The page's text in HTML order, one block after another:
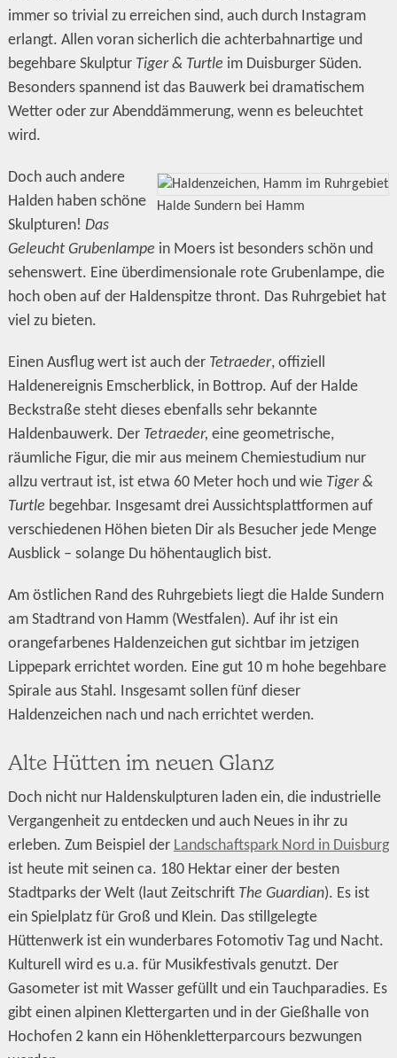
immer so trivial zu erreichen sind, auch durch Instagram
erlangt. Allen voran sicherlich die achterbahnartige und
begehbare Skulptur Tiger & Turtle im Duisburger Süden.
Besonders spannend ist das Bauwerk bei dramatischem
Wetter oder zur Abenddämmerung, wenn es beleuchtet
wird.
Halde Sundern bei Hamm
Doch auch andere
Halden haben schöne
Skulpturen! Das
Geleucht Grubenlampe in Moers ist besonders schön und
sehenswert. Eine überdimensionale rote Grubenlampe, die
hoch oben auf der Haldenspitze thront. Das Ruhrgebiet hat
viel zu bieten.
Einen Ausflug wert ist auch der Tetraeder, offiziell
Haldenereignis Emscherblick, in Bottrop. Auf der Halde
Beckstraße steht dieses ebenfalls sehr bekannte
Haldenbauwerk. Der Tetraeder, eine geometrische,
räumliche Figur, die mir aus meinem Chemiestudium nur
allzu vertraut ist, ist etwa 60 Meter hoch und wie Tiger &
Turtle begehbar. Insgesamt drei Aussichtsplattformen auf
verschiedenen Höhen bieten Dir als Besucher jede Menge
Ausblick – solange Du höhentauglich bist.
Am östlichen Rand des Ruhrgebiets liegt die Halde Sundern
am Stadtrand von Hamm (Westfalen). Auf ihr ist ein
orangefarbenes Haldenzeichen gut sichtbar im jetzigen
Lippepark errichtet worden. Eine gut 10 m hohe begehbare
Spirale aus Stahl. Insgesamt sollen fünf dieser
Haldenzeichen nach und nach errichtet werden.
Alte Hütten im neuen Glanz
Doch nicht nur Haldenskulpturen laden ein, die industrielle
Vergangenheit zu entdecken und auch Neues in ihr zu
erleben. Zum Beispiel der Landschaftspark Nord in Duisburg
ist heute mit seinen ca. 180 Hektar einer der besten
Stadtparks der Welt (laut Zeitschrift The Guardian). Es ist
ein Spielplatz für Groß und Klein. Das stillgelegte
Hüttenwerk ist ein wunderbares Fotomotiv Tag und Nacht.
Kulturell wird es u.a. für Musikfestivals genutzt. Der
Gasometer ist mit Wasser gefüllt und ein Tauchparadies. Es
gibt einen alpinen Klettergarten und in der Gießhalle von
Hochofen 2 kann ein Höhenkletterparcours bezwungen